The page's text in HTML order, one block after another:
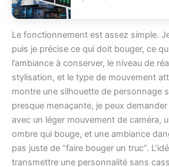
Le fonctionnement est assez simple.
puis je précise ce qui doit bouger, ce
l’ambiance à conserver, le niveau de
stylisation, et le type de mouvement
montre une silhouette de personnage
presque menaçante, je peux
avec un léger mouvement de caméra,
ombre qui bouge, et une ambiance
pas juste de “faire bouger un truc”.
transmettre une personnalité sans